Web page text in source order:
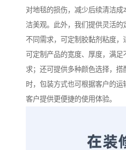
对地毯的损伤，减少后续清洁
洁美观。此外，我们提供灵活
不同需求，可定制胶黏剂粘度，
可定制产品的宽度、厚度，满
求；还可提供多种颜色选择，搭
时，包装方式也可根据客户的运
客户提供更便捷的使用体验。